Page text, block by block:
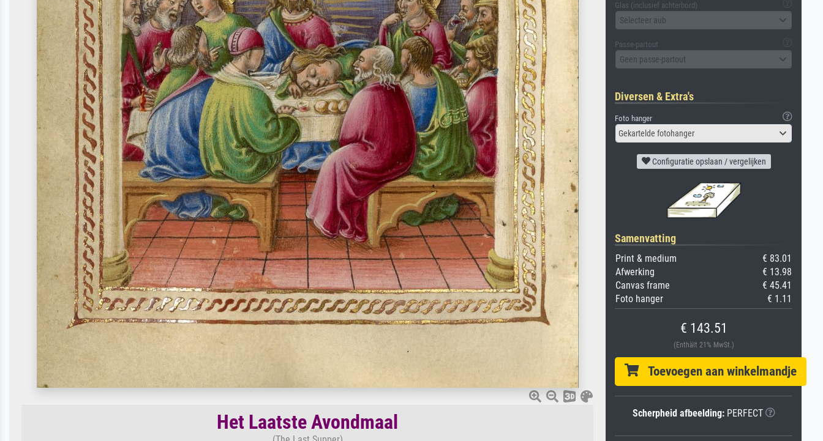
Het Laatste Avondmaal
Glas (inclusief achterbord)
Selecteer aub
Passe-partout
Geen passe-partout
Diversen & Extra's
Foto hanger
Gekartelde fotohanger
Configuratie opslaan / vergelijken
Samenvatting
Print & medium
€ 83.01
Afwerking
€ 13.98
Canvas frame
€ 45.41
Foto hanger
€ 1.11
€ 143.51
(Enthält 21% MwSt.)
Toevoegen aan winkelmandje
Scherpheid afbeelding:PERFECT